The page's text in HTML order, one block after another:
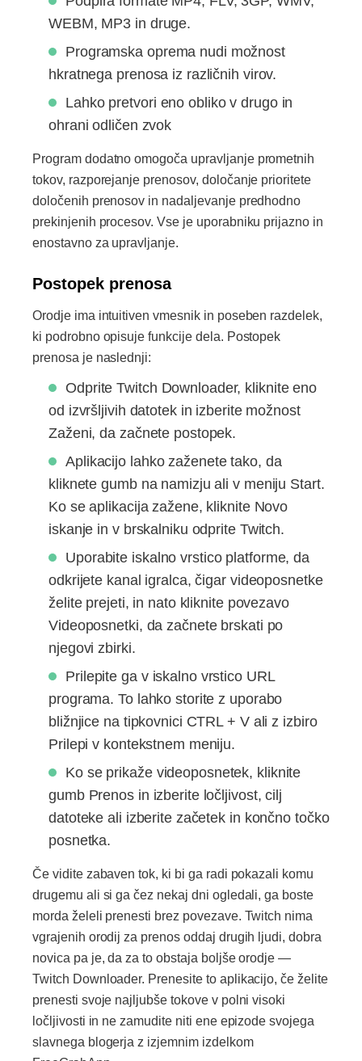
WEBM, MP3 in druge.
Programska oprema nudi možnost
hkratnega prenosa iz različnih virov.
Lahko pretvori eno obliko v drugo in
ohrani odličen zvok
Program dodatno omogoča upravljanje prometnih
tokov, razporejanje prenosov, določanje prioritete
določenih prenosov in nadaljevanje predhodno
prekinjenih procesov. Vse je uporabniku prijazno in
enostavno za upravljanje.
Postopek prenosa
Orodje ima intuitiven vmesnik in poseben razdelek,
ki podrobno opisuje funkcije dela. Postopek
prenosa je naslednji:
Odprite Twitch Downloader, kliknite eno
od izvršljivih datotek in izberite možnost
Zaženi, da začnete postopek.
Aplikacijo lahko zaženete tako, da
kliknete gumb na namizju ali v meniju Start.
Ko se aplikacija zažene, kliknite Novo
iskanje in v brskalniku odprite Twitch.
Uporabite iskalno vrstico platforme, da
odkrijete kanal igralca, čigar videoposnetke
želite prejeti, in nato kliknite povezavo
Videoposnetki, da začnete brskati po
njegovi zbirki.
Prilepite ga v iskalno vrstico URL
programa. To lahko storite z uporabo
bližnjice na tipkovnici CTRL + V ali z izbiro
Prilepi v kontekstnem meniju.
Ko se prikaže videoposnetek, kliknite
gumb Prenos in izberite ločljivost, cilj
datoteke ali izberite začetek in končno točko
posnetka.
Če vidite zabaven tok, ki bi ga radi pokazali komu
drugemu ali si ga čez nekaj dni ogledali, ga boste
morda želeli prenesti brez povezave. Twitch nima
vgrajenih orodij za prenos oddaj drugih ljudi, dobra
novica pa je, da za to obstaja boljše orodje —
Twitch Downloader. Prenesite to aplikacijo, če želite
prenesti svoje najljubše tokove v polni visoki
ločljivosti in ne zamudite niti ene epizode svojega
slavnega blogerja z izjemnim izdelkom